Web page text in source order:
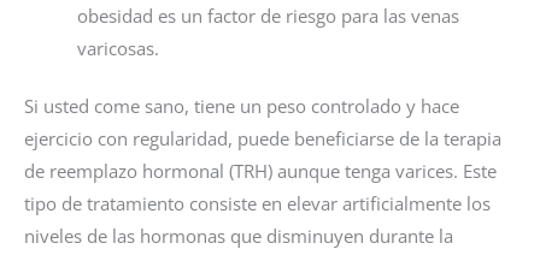
obesidad es un factor de riesgo para las venas
varicosas.
Si usted come sano, tiene un peso controlado y hace
ejercicio con regularidad, puede beneficiarse de la terapia
de reemplazo hormonal (TRH) aunque tenga varices. Este
tipo de tratamiento consiste en elevar artificialmente los
niveles de las hormonas que disminuyen durante la